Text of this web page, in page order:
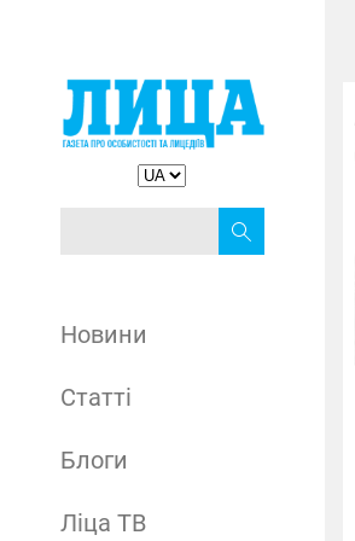
Новини
Статті
Блоги
Ліца ТВ